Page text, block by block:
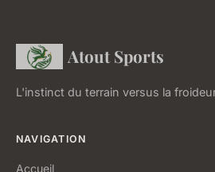
Atout Sports
L'instinct du terrain versus la
NAVIGATION
Accueil